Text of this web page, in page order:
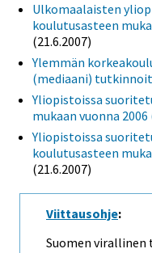
Ulkomaalaisten
koulutusasteen
(21.6.2007)
Ylemmän
(mediaani)
Yliopistoissa
mukaan vuonna 2006
Yliopistoissa
koulutusasteen
(21.6.2007)
Viittausohje:
Suomen virallinen